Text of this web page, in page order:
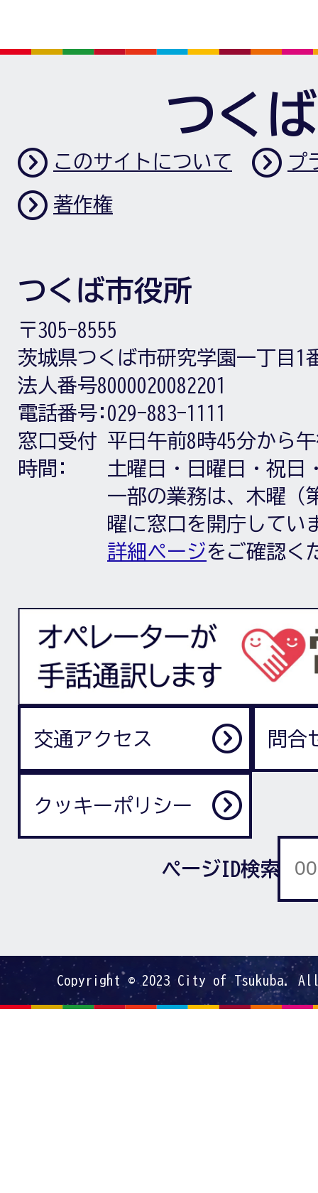
つく
このサイトについて プ
著作権
つくば市役所
〒305-8555
茨城県つくば市研究学園一丁目1
法人番号8000020082201
電話番号: 029-883-1111
窓口受付
時間:
平日午前8時45分から
土曜日・日曜日・祝日
一部の業務は、木曜（
曜に窓口を開庁してい
詳細ページをご確認く
交通アクセス 問合
クッキーポリシー
ページID検索
Copyright © 2023 City of Tsukuba.